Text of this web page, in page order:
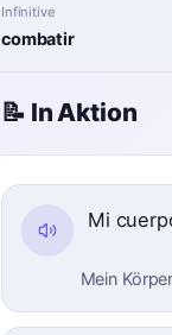
Infinitive
combatir
📝 In Aktion
Mi
Mein